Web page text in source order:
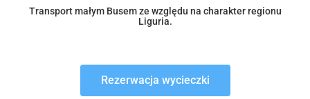
Transport małym Busem ze względu na charakter regionu
Liguria.
Rezerwacja wycieczki